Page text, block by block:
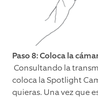
Paso 8: Coloca la
Consultando la
coloca la Spotlight
quieras. Una vez que